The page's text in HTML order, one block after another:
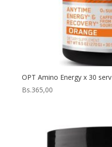
OPT Amino Energy x 30 serv
Bs.365,00